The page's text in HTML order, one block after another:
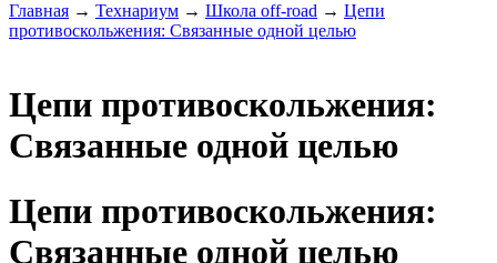
Главная → Технариум → Школа off-road → Цепи
противоскольжения: Связанные одной целью
Цепи противоскольжения:
Связанные одной целью
Цепи противоскольжения:
Связанные одной целью